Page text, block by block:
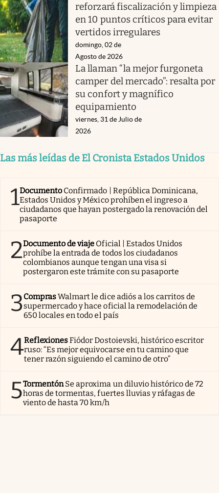
reforzará fiscalización y limpieza
en 10 puntos críticos para evitar
vertidos irregulares
domingo, 02 de
Agosto de 2026
La llaman “la mejor furgoneta
camper del mercado”: resalta por
su confort y magnífico
equipamiento
viernes, 31 de Julio de
2026
Las más leídas de El Cronista Estados Unidos
1Documento Confirmado | República Dominicana,
Estados Unidos y México prohíben el ingreso a
ciudadanos que hayan postergado la renovación del
pasaporte
2Documento de viaje Oficial | Estados Unidos
prohíbe la entrada de todos los ciudadanos
colombianos aunque tengan una visa si
postergaron este trámite con su pasaporte
3ComprasWalmart le dice adiós a los carritos de
supermercado y hace oficial la remodelación de
650 locales en todo el país
4ReflexionesFiódor Dostoievski, histórico escritor
ruso: “Es mejor equivocarse en tu camino que
tener razón siguiendo el camino de otro”
5TormentónSe aproxima un diluvio histórico de 72
horas de tormentas, fuertes lluvias y ráfagas de
viento de hasta 70 km/h